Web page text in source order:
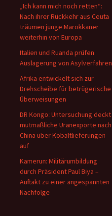
„Ich kann mich noch retten“:
Nach ihrer Rückkehr aus Ceuta
träumen junge Marokkaner
weiterhin von Europa
Italien und Ruanda prüfen
Auslagerung von Asylverfahren
Afrika entwickelt sich zur
Drehscheibe für betrügerische
Überweisungen
DR Kongo: Untersuchung deckt
mutmaßliche Uranexporte nach
China über Kobaltlieferungen
auf
Kamerun: Militärumbildung
durch Präsident Paul Biya –
Auftakt zu einer angespannten
Nachfolge